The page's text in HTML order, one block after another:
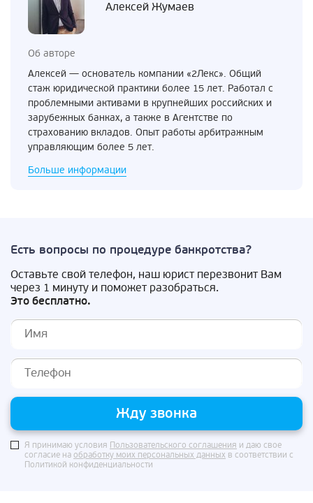
Алексей Жумаев
Об авторе
Алексей — основатель компании «2Лекс». Общий
стаж юридической практики более 15 лет. Работал с
проблемными активами в крупнейших российских и
зарубежных банках, а также в Агентстве по
страхованию вкладов. Опыт работы арбитражным
управляющим более 5 лет.
Больше информации
Есть вопросы по процедуре банкротства?
Оставьте свой телефон, наш юрист перезвонит Вам
через 1 минуту и поможет разобраться.
Это бесплатно.
Жду звонка
Я принимаю условия Пользовательского соглашения и даю свое
согласие на обработку моих персональных данных в соответствии с
Политикой конфиденциальности